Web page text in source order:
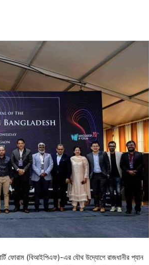
ফোরাম (বিআইপিএফ)-এর যৌথ উদ্যোগে রাজধানীর প্যান